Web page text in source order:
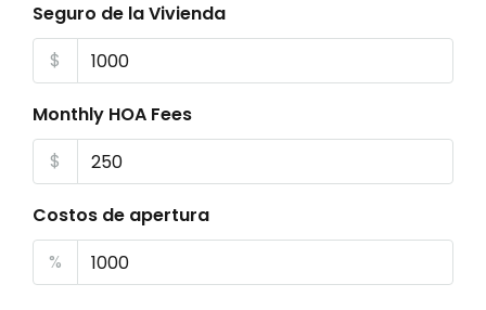
Seguro de la Vivienda
$
Monthly HOA Fees
$
Costos de apertura
%